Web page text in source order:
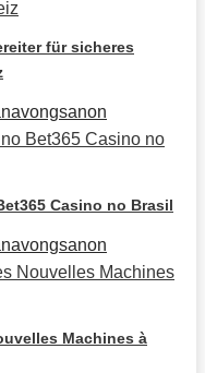
für sicheres
Casino no Brasil
Machines à